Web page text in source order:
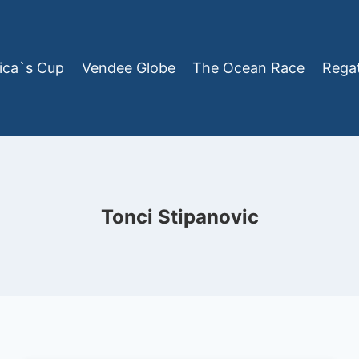
Cup Vendee Globe The Ocean Race
Tonci Stipanovic